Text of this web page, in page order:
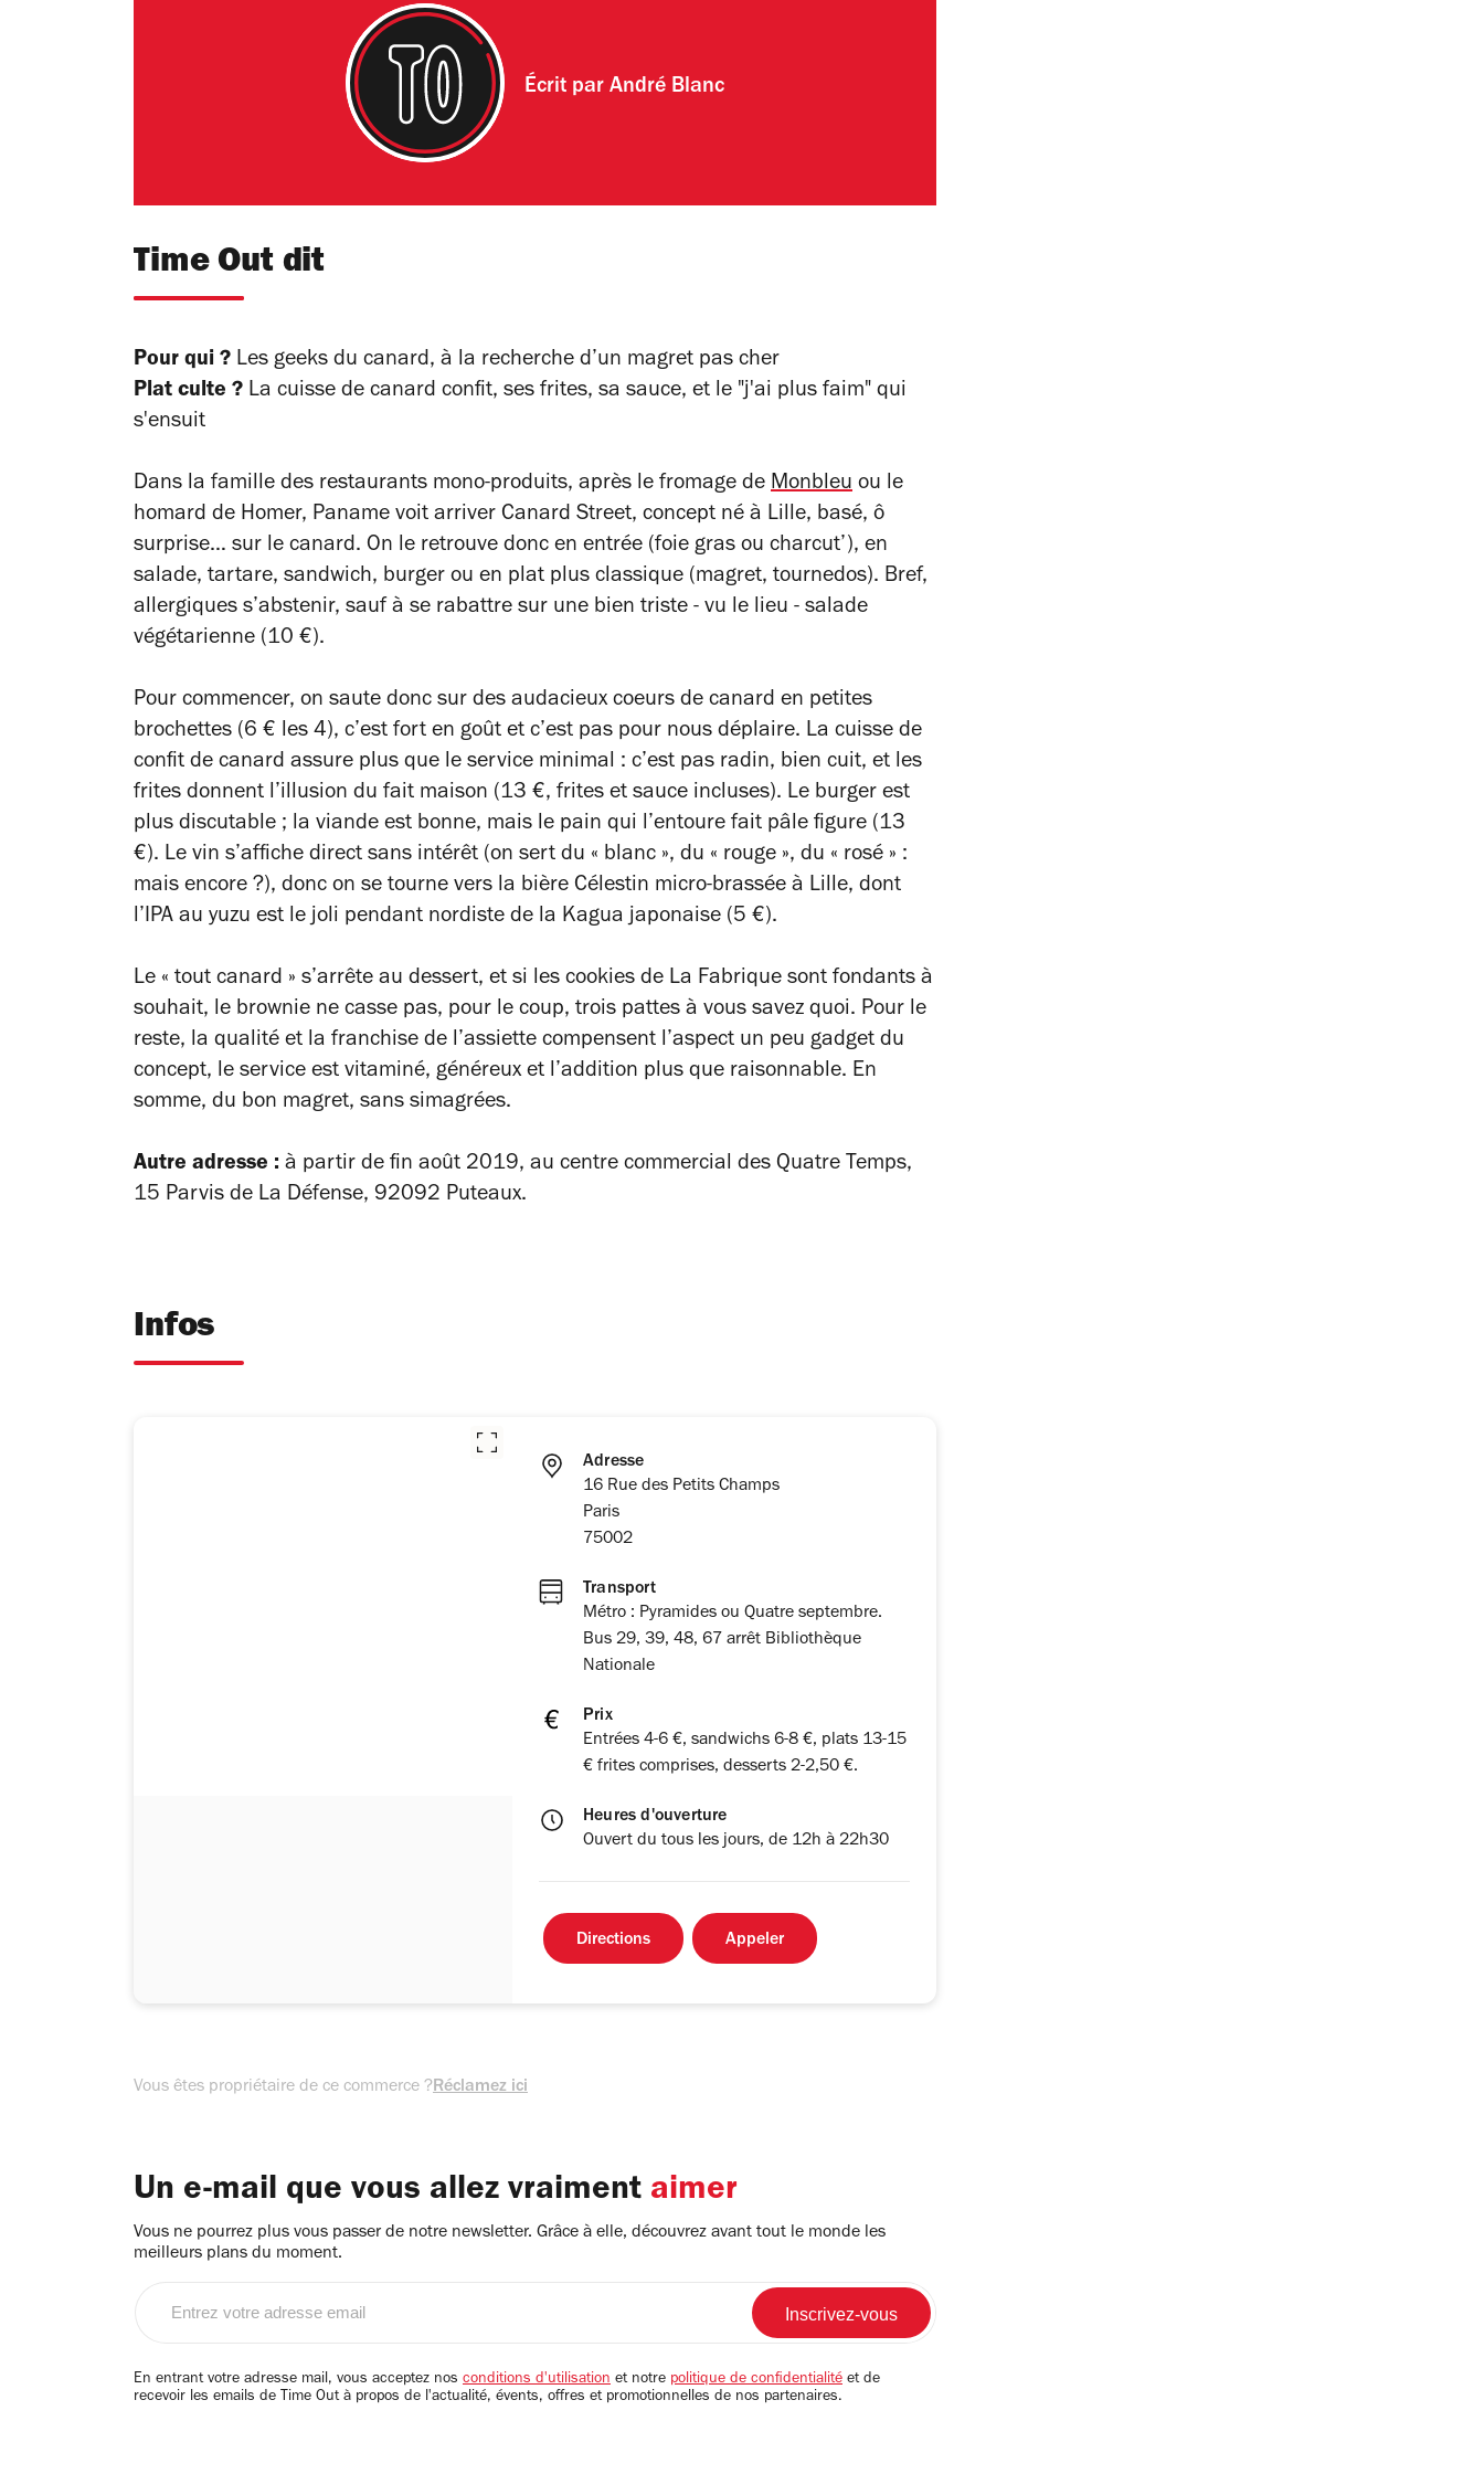
Écrit par André Blanc
Time Out dit
Pour qui ? Les geeks du canard, à la recherche d’un magret pas cher
Plat culte ? La cuisse de canard confit, ses frites, sa sauce, et le "j'ai plus faim" qui
s'ensuit
Dans la famille des restaurants mono-produits, après le fromage de Monbleu ou le
homard de Homer, Paname voit arriver Canard Street, concept né à Lille, basé, ô
surprise… sur le canard. On le retrouve donc en entrée (foie gras ou charcut’), en
salade, tartare, sandwich, burger ou en plat plus classique (magret, tournedos). Bref,
allergiques s’abstenir, sauf à se rabattre sur une bien triste - vu le lieu - salade
végétarienne (10 €).
Pour commencer, on saute donc sur des audacieux coeurs de canard en petites
brochettes (6 € les 4), c’est fort en goût et c’est pas pour nous déplaire. La cuisse de
confit de canard assure plus que le service minimal : c’est pas radin, bien cuit, et les
frites donnent l’illusion du fait maison (13 €, frites et sauce incluses). Le burger est
plus discutable ; la viande est bonne, mais le pain qui l’entoure fait pâle figure (13
€). Le vin s’affiche direct sans intérêt (on sert du « blanc », du « rouge », du « rosé » :
mais encore ?), donc on se tourne vers la bière Célestin micro-brassée à Lille, dont
l’IPA au yuzu est le joli pendant nordiste de la Kagua japonaise (5 €).
Le « tout canard » s’arrête au dessert, et si les cookies de La Fabrique sont fondants à
souhait, le brownie ne casse pas, pour le coup, trois pattes à vous savez quoi. Pour le
reste, la qualité et la franchise de l’assiette compensent l’aspect un peu gadget du
concept, le service est vitaminé, généreux et l’addition plus que raisonnable. En
somme, du bon magret, sans simagrées.
Autre adresse : à partir de fin août 2019, au centre commercial des Quatre Temps,
15 Parvis de La Défense, 92092 Puteaux.
Infos
Adresse
16 Rue des Petits Champs
Paris
75002
Transport
Métro : Pyramides ou Quatre septembre.
Bus 29, 39, 48, 67 arrêt Bibliothèque
Nationale
Prix
Entrées 4-6 €, sandwichs 6-8 €, plats 13-15
€ frites comprises, desserts 2-2,50 €.
Heures d'ouverture
Ouvert du tous les jours, de 12h à 22h30
Directions Appeler
Vous êtes propriétaire de ce commerce ?Réclamez ici
Un e-mail que vous allez vraiment aimer
Vous ne pourrez plus vous passer de notre newsletter. Grâce à elle, découvrez avant tout le monde les
meilleurs plans du moment.
email
En entrant votre adresse mail, vous acceptez nos conditions d'utilisation et notre politique de confidentialité et de
recevoir les emails de Time Out à propos de l'actualité, évents, offres et promotionnelles de nos partenaires.